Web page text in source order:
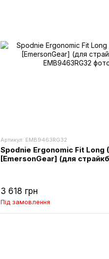
Артикул: EMB9463RG32
Spodnie Ergonomic Fit Long
[EmersonGear] (для
3 618 грн
Під замовлення